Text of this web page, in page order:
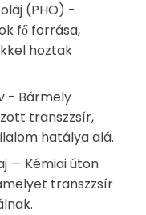
(PHO) -
fő forrása,
hoztak
- Bármely
transzzsír,
hatálya alá.
— Kémiai úton
transzzsír